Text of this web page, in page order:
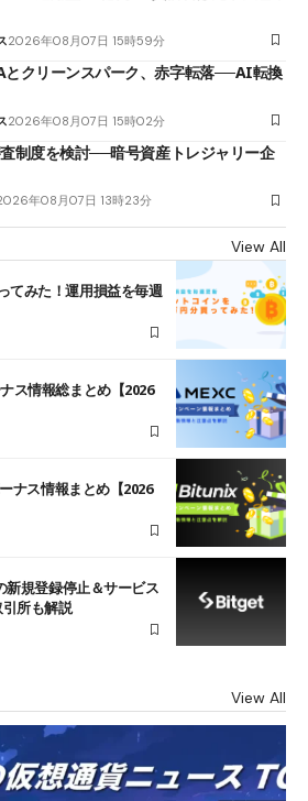
2026年08月07日 15時59分
とクリーンスパーク、赤字転落──AI転換
2026年08月07日 15時02分
制度を検討──暗号資産トレジャリー企
年08月07日 13時23分
View All
てみた！運用損益を毎週
ス情報総まとめ【2026
ナス情報まとめ【2026
規登録停止＆サービス
所も解説
View All